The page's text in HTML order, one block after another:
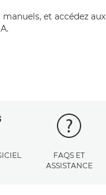
et accédez aux
FAQS ET
ASSISTANCE